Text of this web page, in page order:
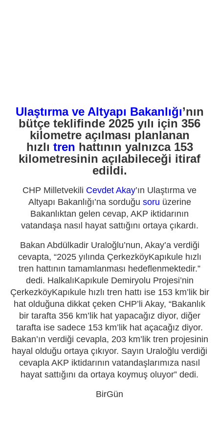
Ulaştırma ve Altyapı Bakanlığı’nın
bütçe teklifinde 2025 yılı için 356
kilometre açılması planlanan
hızlı tren hattının yalnızca 153
kilometresinin açılabileceği itiraf
edildi.
CHP Milletvekili Cevdet Akay’ın Ulaştırma ve
Altyapı Bakanlığı’na sorduğu soru üzerine
Bakanlıktan gelen cevap, AKP iktidarının
vatandaşa nasıl hayat sattığını ortaya çıkardı.
Bakan Abdülkadir Uraloğlu’nun, Akay’a verdiği
cevapta, “2025 yılında ÇerkezköyKapıkule hızlı
tren hattının tamamlanması hedeflenmektedir.”
dedi. HalkalıKapıkule Demiryolu Projesi’nin
ÇerkezköyKapıkule hızlı tren hattı ise 153 km’lik bir
hat olduğuna dikkat çeken CHP’li Akay, “Bakanlık
bir tarafta 356 km’lik hat yapacağız diyor, diğer
tarafta ise sadece 153 km’lik hat açacağız diyor.
Bakan’ın verdiği cevapla, 203 km’lik tren projesinin
hayal olduğu ortaya çıkıyor. Sayın Uraloğlu verdiği
cevapla AKP iktidarının vatandaşlarımıza nasıl
hayat sattığını da ortaya koymuş oluyor” dedi.
BirGün